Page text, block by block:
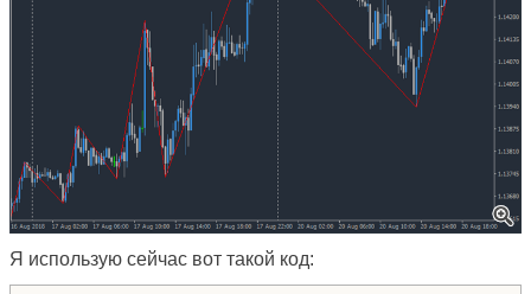
Я использую сейчас вот такой код: